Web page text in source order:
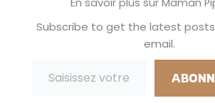
pas en parler sur…
En savoir plus sur Maman
Subscribe to get the latest
email.